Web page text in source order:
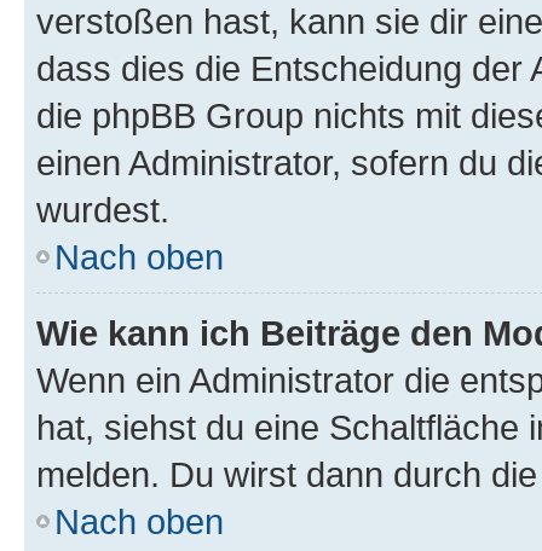
verstoßen hast, kann sie dir
dass dies die Entscheidung der
die phpBB Group nichts mit
einen Administrator, sofern du
wurdest.
Nach oben
Wie kann ich Beiträge den
Wenn ein Administrator die
hat, siehst du eine Schaltfläche
melden. Du wirst dann durch
Nach oben